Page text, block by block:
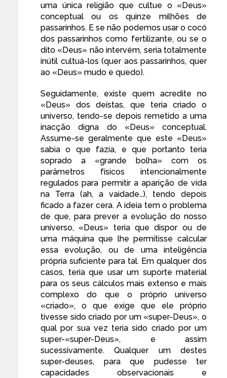
uma única religião que cultue o «Deus»
conceptual ou os quinze milhões de
passarinhos. E se não podemos usar o cocó
dos passarinhos como fertilizante, ou se o
dito «Deus» não intervém, seria totalmente
inútil cultuá-los (quer aos passarinhos, quer
ao «Deus» mudo e quedo).
Seguidamente, existe quem acredite no
«Deus» dos deístas, que teria criado o
universo, tendo-se depois remetido a uma
inacção digna do «Deus» conceptual.
Assume-se geralmente que este «Deus»
sabia o que fazia, e que portanto teria
soprado a «grande bolha» com os
parâmetros físicos intencionalmente
regulados para permitir a aparição de vida
na Terra (ah, a vaidade…), tendo depois
ficado a fazer cera. A ideia tem o problema
de que, para prever a evolução do nosso
universo, «Deus» teria que dispor ou de
uma máquina que lhe permitisse calcular
essa evolução, ou de uma inteligência
própria suficiente para tal. Em qualquer dos
casos, teria que usar um suporte material
para os seus cálculos mais extenso e mais
complexo do que o próprio universo
«criado», o que exige que ele próprio
tivesse sido criado por um «super-Deus», o
qual por sua vez teria sido criado por um
super-«super-Deus», e assim
sucessivamente. Qualquer um destes
super-deuses, para que pudesse ter
capacidades observacionais e